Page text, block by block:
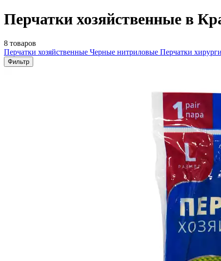
Перчатки хозяйственные в
8 товаров
Перчатки хозяйственные Черные нитриловые Перчатки
Фильтр